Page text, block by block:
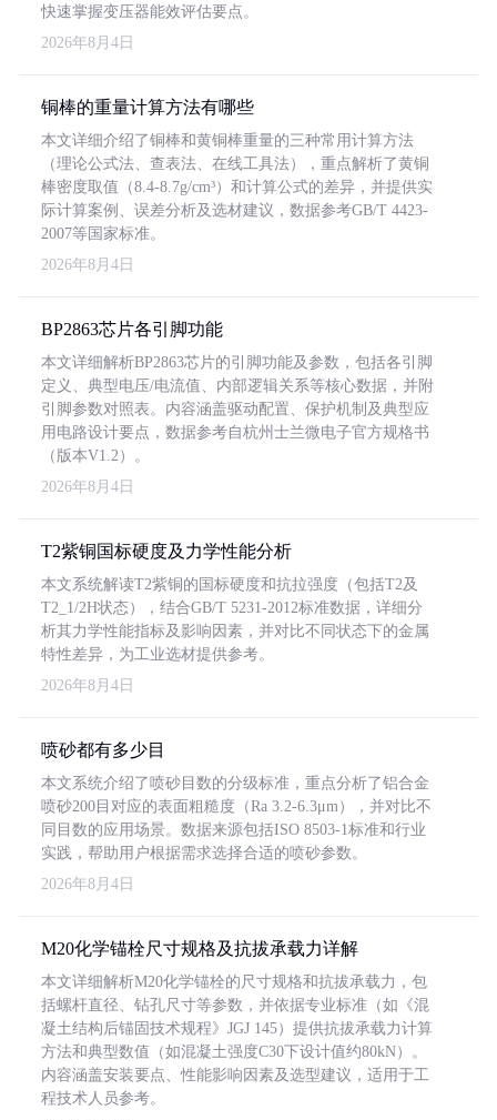
快速掌握变压器能效评估要点。
2026年8月4日
铜棒的重量计算方法有哪些
本文详细介绍了铜棒和黄铜棒重量的三种常用计算方法
（理论公式法、查表法、在线工具法），重点解析了黄铜
棒密度取值（8.4-8.7g/cm³）和计算公式的差异，并提供实
际计算案例、误差分析及选材建议，数据参考GB/T 4423-
2007等国家标准。
2026年8月4日
BP2863芯片各引脚功能
本文详细解析BP2863芯片的引脚功能及参数，包括各引脚
定义、典型电压/电流值、内部逻辑关系等核心数据，并附
引脚参数对照表。内容涵盖驱动配置、保护机制及典型应
用电路设计要点，数据参考自杭州士兰微电子官方规格书
（版本V1.2）。
2026年8月4日
T2紫铜国标硬度及力学性能分析
本文系统解读T2紫铜的国标硬度和抗拉强度（包括T2及
T2_1/2H状态），结合GB/T 5231-2012标准数据，详细分
析其力学性能指标及影响因素，并对比不同状态下的金属
特性差异，为工业选材提供参考。
2026年8月4日
喷砂都有多少目
本文系统介绍了喷砂目数的分级标准，重点分析了铝合金
喷砂200目对应的表面粗糙度（Ra 3.2-6.3μm），并对比不
同目数的应用场景。数据来源包括ISO 8503-1标准和行业
实践，帮助用户根据需求选择合适的喷砂参数。
2026年8月4日
M20化学锚栓尺寸规格及抗拔承载力详解
本文详细解析M20化学锚栓的尺寸规格和抗拔承载力，包
括螺杆直径、钻孔尺寸等参数，并依据专业标准（如《混
凝土结构后锚固技术规程》JGJ 145）提供抗拔承载力计算
方法和典型数值（如混凝土强度C30下设计值约80kN）。
内容涵盖安装要点、性能影响因素及选型建议，适用于工
程技术人员参考。